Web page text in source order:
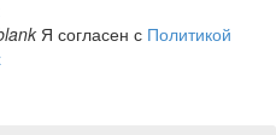
Я согласен с Политикой